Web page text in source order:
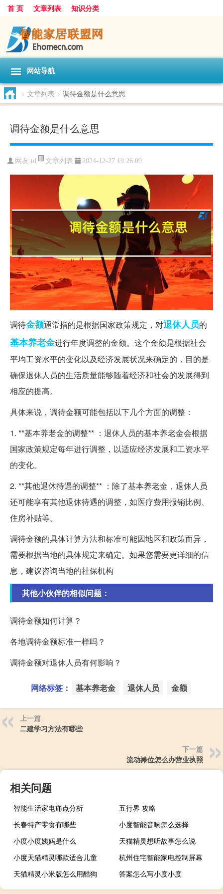
首 页 文章列表 知识分类
网站导航
> 文章列表 > 调待金额是什么意思
调待金额是什么意思
网友:td 文章列表 2024-12-27 19:26:09
调待金额通常指的是根据国家政策规定，对退休人员的
基本养老金进行年度调整的金额。这个金额是根据社会
平均工资水平的变化以及经济发展状况来确定的，目的是
确保退休人员的生活质量能够随着经济和社会的发展得到
相应的提高。
具体来说，调待金额可能包括以下几个方面的调整：
1. **基本养老金的调整** ：退休人员的基本养老金会根据
国家政策规定每年进行调整，以适应经济发展和工资水平
的变化。
2. **其他退休待遇的调整** ：除了基本养老金，退休人员
还可能享有其他退休待遇的调整，如医疗费用报销比例、
住房补贴等。
调待金额的具体计算方法和标准可能因地区和政策而异，
需要根据当地的具体规定来确定。如果您需要更详细的信
息，建议咨询当地的社保机构
其他小伙伴的相似问题：
调待金额如何计算？
各地调待金额标准一样吗？
调待金额对退休人员有何影响？
网络标签： 基本养老金 退休人员 金额
上一篇
二建学习方法有哪些
下一篇
流动摊位怎么办营业执照
相关问题
智能生活家电痛点分析
五行界 攻略
长春特产零食有哪些
小度智能音响怎么选择
小度小度姨妈是什么
天猫精灵想听故事怎么说
小度天猫精灵哪款适合儿童
杭州住宅智能家电控制屏幕
天猫精灵小米版怎么用酷狗
答案怎么写小度小度